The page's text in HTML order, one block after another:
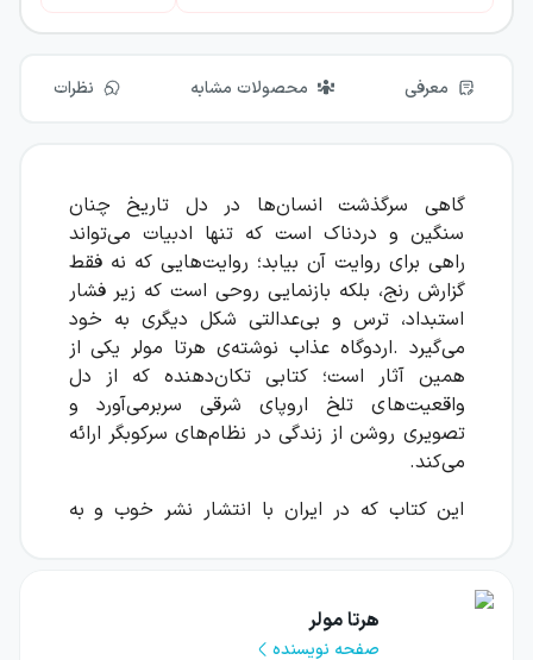
معرفی محصولات مشابه نظرات
گاهی سرگذشت انسان‌ها در دل تاریخ چنان
سنگین و دردناک است که تنها ادبیات می‌تواند
راهی برای روایت آن بیابد؛ روایت‌هایی که نه فقط
گزارش رنج، بلکه بازنمایی روحی است که زیر فشار
استبداد، ترس و بی‌عدالتی شکل دیگری به خود
می‌گیرد .اردوگاه عذاب نوشته‌ی هرتا مولر یکی از
همین آثار است؛ کتابی تکان‌دهنده که از دل
واقعیت‌های تلخ اروپای شرقی سربرمی‌آورد و
تصویری روشن از زندگی در نظام‌های سرکوبگر ارائه
می‌کند.
این کتاب که در ایران با انتشار نشر خوب و به
برنده جایزه نوبل ادبیات
آثارش جهان بسته و خفه‌کننده‌ی حکومت‌های
هرتا مولر
صفحه نویسنده